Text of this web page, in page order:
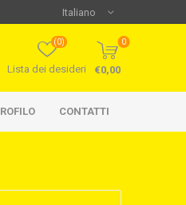
Lista dei desideri
(0) 0
€0,00
CONTATTI